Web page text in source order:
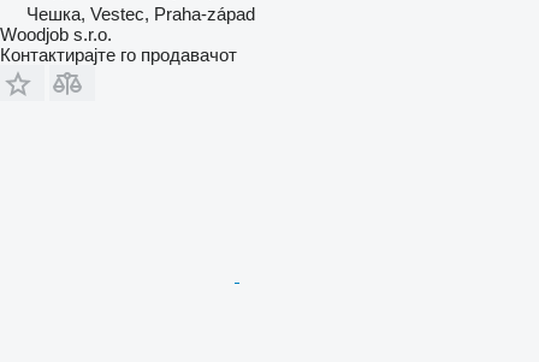
Чешка, Vestec, Praha-západ
Woodjob s.r.o.
Контактирајте го продавачот